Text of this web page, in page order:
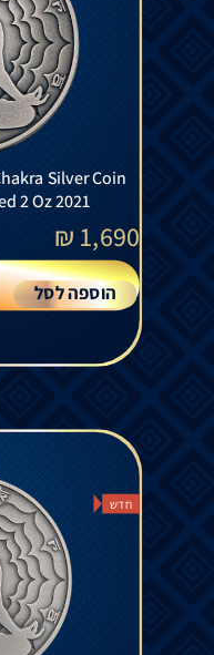
Silver Coin
2 Oz 2021
1,690
₪
הוספה לסל
חדש